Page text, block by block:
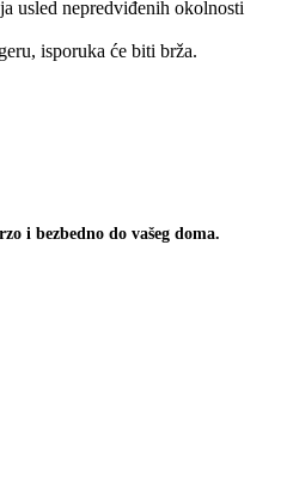
usled nepredviđenih okolnosti
isporuka će biti brža.
i bezbedno do vašeg doma.